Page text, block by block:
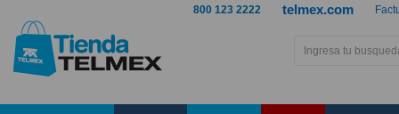
telmex.com
800 123 2222